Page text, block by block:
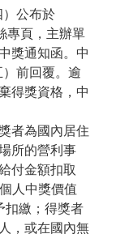
公布於
專頁，主辦單
獎通知函。中
前回覆。逾
得獎資格，中
者為國內居住
所的營利事
付金額扣取
人中獎價值
繳；得獎者
，或在國內無